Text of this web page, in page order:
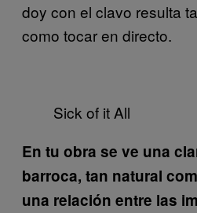
doy con el clavo resulta
como tocar en directo.
Sick of it All
En tu obra se ve una
barroca, tan natural
una relación entre las